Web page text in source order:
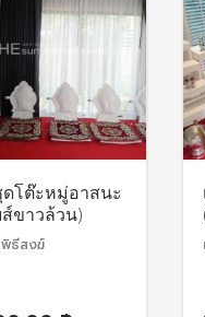
ดโต๊ะหมู่อาสนะ
ขาวล้วน)
ธีสงฆ์